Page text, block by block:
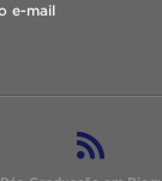
e-mail